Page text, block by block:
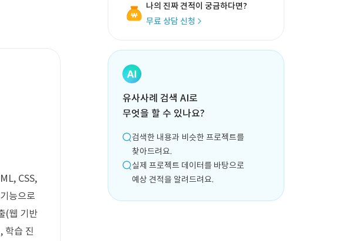
CSS,
능으로
(웹 기반
학습 진
나의 진짜 견적이 궁금하다면?
무료 상담 신청
유사사례 검색 AI로
무엇을 할 수 있나요?
검색한 내용과 비슷한 프로젝트를
찾아드려요.
실제 프로젝트 데이터를 바탕으로
예상 견적을 알려드려요.